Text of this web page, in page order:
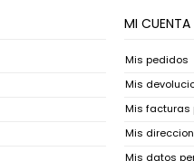
MI CUENTA
Mis pedidos
Mis
Mis facturas
Mis
Mis datos